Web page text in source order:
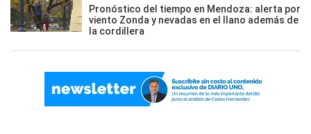
Pronóstico del tiempo en Mendoza: alerta por
viento Zonda y nevadas en el llano además de
la cordillera